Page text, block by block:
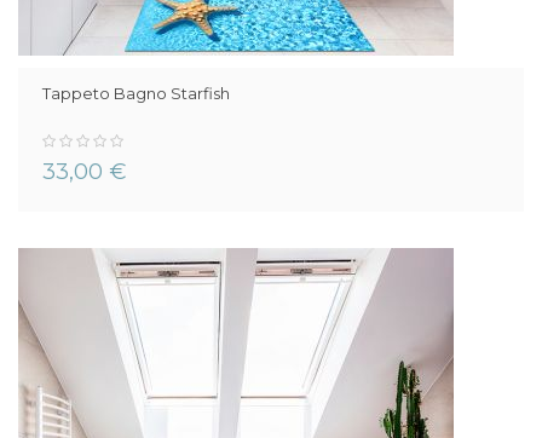
Tappeto Bagno Starfish
0%
33,00 €